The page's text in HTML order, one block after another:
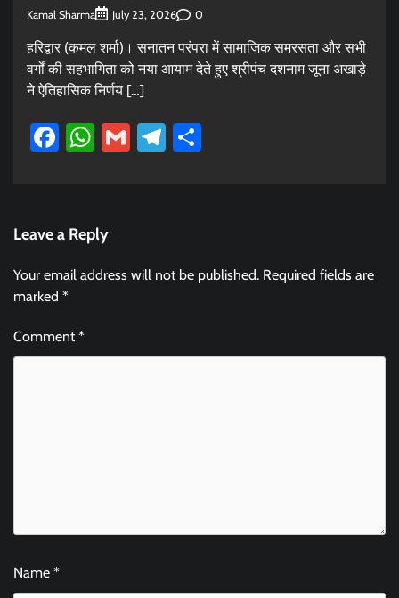
Kamal Sharma July 23, 2026 0
हरिद्वार (कमल शर्मा)। सनातन परंपरा में सामाजिक समरसता और सभी
वर्गों की सहभागिता को नया आयाम देते हुए श्रीपंच दशनाम जूना अखाड़े
ने ऐतिहासिक निर्णय […]
Facebook
WhatsApp
GmailTelegram
Leave a Reply
Your email address will not be published. Required fields are
marked *
Comment*
Name *